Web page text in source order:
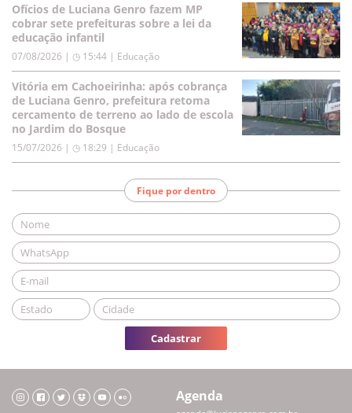
Ofícios de Luciana Genro fazem MP
cobrar sete prefeituras sobre a lei da
educação infantil
07/08/2026 | ◷ 15:44 | Educação
Vitória em Cachoeirinha: após cobrança
de Luciana Genro, prefeitura retoma
cercamento de terreno ao lado de escola
no Jardim do Bosque
15/07/2026 | ◷ 18:29 | Educação
Fique por dentro
Cadastrar
Agenda